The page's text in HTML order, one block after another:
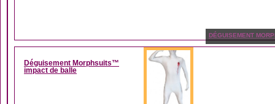
DÉGUISEMENT
Déguisement Morphsuits™
impact de balle